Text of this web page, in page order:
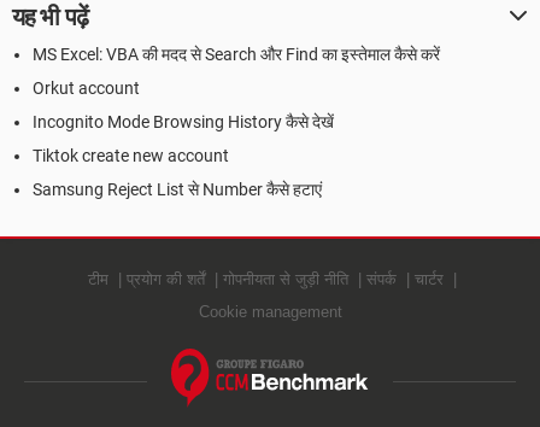
यह भी पढ़ें
MS Excel: VBA की मदद से Search और Find का इस्तेमाल कैसे करें
Orkut account
Incognito Mode Browsing History कैसे देखें
Tiktok create new account
Samsung Reject List से Number कैसे हटाएं
टीम प्रयोग की शर्तें गोपनीयता से जुड़ी नीति संपर्क
चार्टर
Cookie management